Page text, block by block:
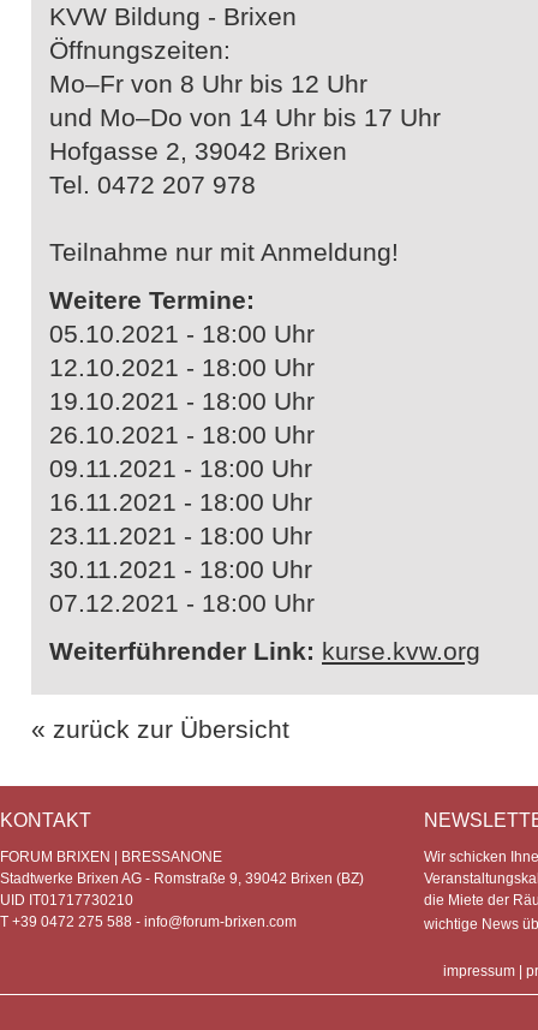
KVW Bildung - Brixen
Öffnungszeiten:
Mo–Fr von 8 Uhr bis 12 Uhr
und Mo–Do von 14 Uhr bis 17 Uhr
Hofgasse 2, 39042 Brixen
Tel. 0472 207 978
Teilnahme nur mit Anmeldung!
Weitere Termine:
05.10.2021 - 18:00 Uhr
12.10.2021 - 18:00 Uhr
19.10.2021 - 18:00 Uhr
26.10.2021 - 18:00 Uhr
09.11.2021 - 18:00 Uhr
16.11.2021 - 18:00 Uhr
23.11.2021 - 18:00 Uhr
30.11.2021 - 18:00 Uhr
07.12.2021 - 18:00 Uhr
Weiterführender Link: kurse.kvw.org
« zurück zur Übersicht
KONTAKT
FORUM BRIXEN | BRESSANONE
Stadtwerke Brixen AG - Romstraße 9, 39042 Brixen (BZ)
UID IT01717730210
T +39 0472 275 588 - info@forum-brixen.com
Wir schicken
die Miete der
wichtige News
impressum